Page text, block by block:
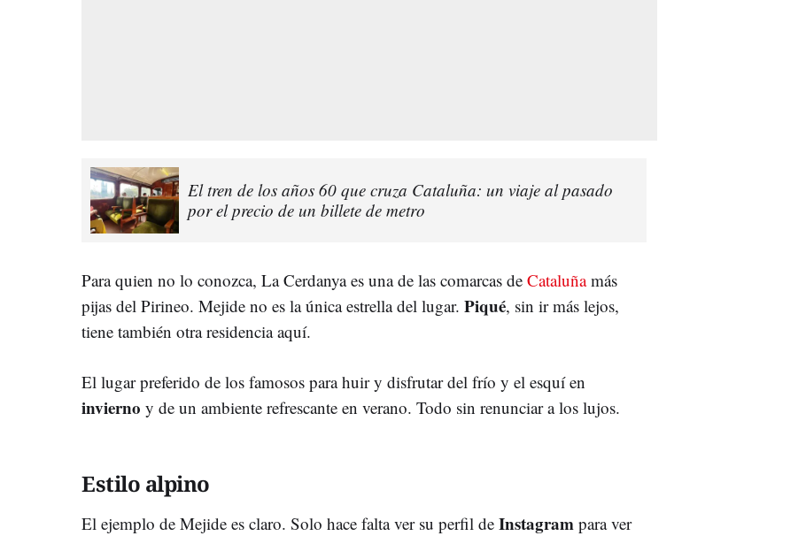
El tren de los años 60 que cruza Cataluña: un viaje al pasado
por el precio de un billete de metro
Para quien no lo conozca, La Cerdanya es una de las comarcas de Cataluñamás
pijas del Pirineo. Mejide no es la única estrella del lugar. Piqué, sin ir más lejos,
tiene también otra residencia aquí.
El lugar preferido de los famosos para huir y disfrutar del frío y el esquí en
invierno y de un ambiente refrescante en verano. Todo sin renunciar a los lujos.
Estilo alpino
El ejemplo de Mejide es claro. Solo hace falta ver su perfil de Instagram para ver